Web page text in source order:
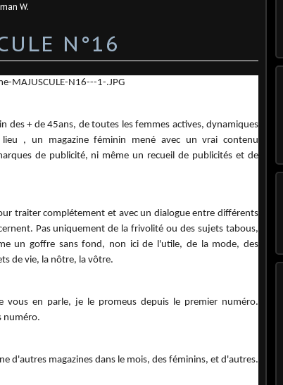
W.
N°16
des + de 45ans, de toutes les femmes actives, dynamiques
, un magazine féminin mené avec un vrai contenu
de publicité, ni même un recueil de publicités et de
traiter complétement et avec un dialogue entre différents
Pas uniquement de la frivolité ou des sujets tabous,
un goffre sans fond, non ici de l'utile, de la mode, des
de vie, la nôtre, la vôtre.
en parle, je le promeus depuis le premier numéro.
numéro.
d'autres magazines dans le mois, des féminins, et d'autres.